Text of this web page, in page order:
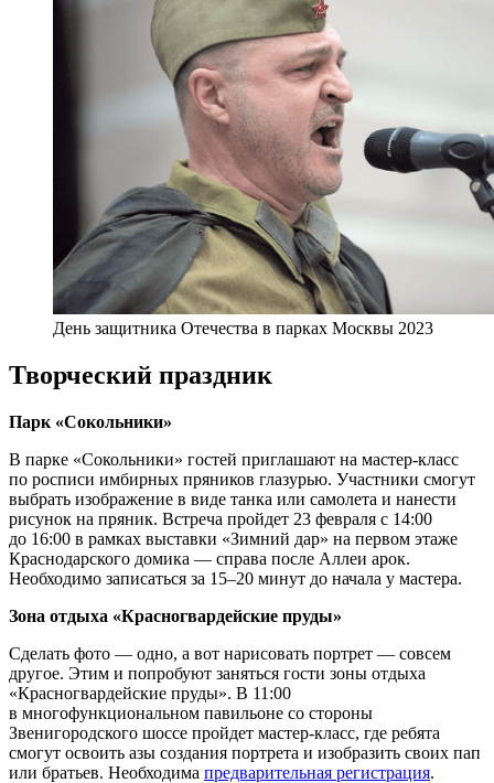
День защитника Отечества в парках Москвы 2023
Творческий праздник
Парк «Сокольники»
В парке «Сокольники» гостей приглашают на мастер-класс
по росписи имбирных пряников глазурью. Участники смогут
выбрать изображение в виде танка или самолета и нанести
рисунок на пряник. Встреча пройдет 23 февраля с 14:00
до 16:00 в рамках выставки «Зимний дар» на первом этаже
Краснодарского домика — справа после Аллеи арок.
Необходимо записаться за 15–20 минут до начала у мастера.
Зона отдыха «Красногвардейские пруды»
Сделать фото — одно, а вот нарисовать портрет — совсем
другое. Этим и попробуют заняться гости зоны отдыха
«Красногвардейские пруды». В 11:00
в многофункциональном павильоне со стороны
Звенигородского шоссе пройдет мастер-класс, где ребята
смогут освоить азы создания портрета и изобразить своих пап
или братьев. Необходима предварительная регистрация.